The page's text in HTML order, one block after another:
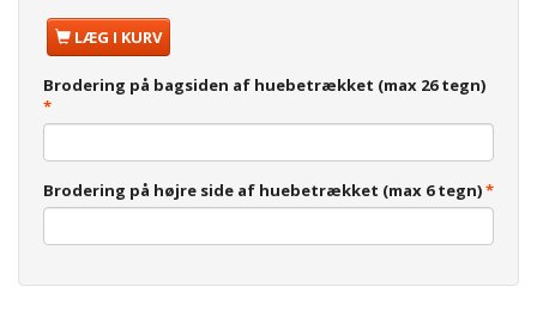
LÆG I KURV
Brodering på bagsiden af huebetrækket (max 26 tegn)
Brodering på højre side af huebetrækket (max 6 tegn)